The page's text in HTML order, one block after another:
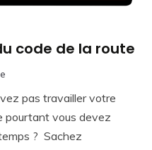
code de la route
pas travailler votre
pourtant vous devez
? Sachez